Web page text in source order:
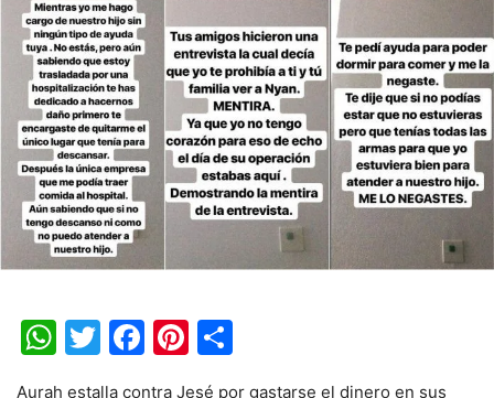
WhatsApp
Twitter
Facebook
Pinterest
Aurah estalla contra Jesé por gastarse el dinero en sus